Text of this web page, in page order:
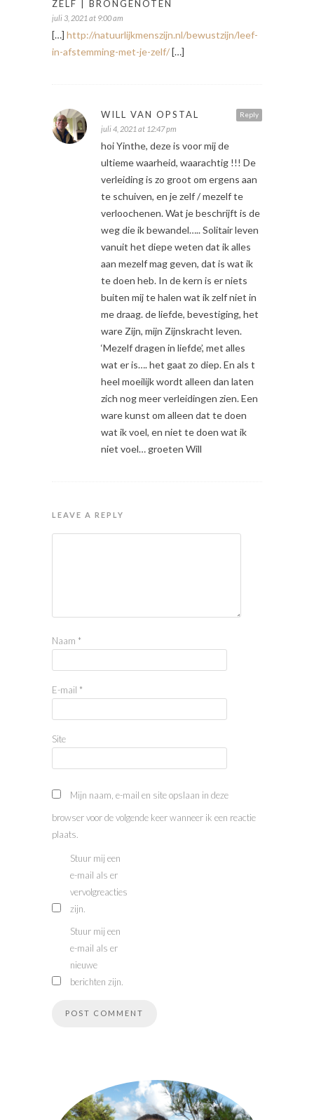
ZELF | BRONGENOTEN
juli 3, 2021 at 9:00 am
[…] http://natuurlijkmenszijn.nl/bewustzijn/leef-
in-afstemming-met-je-zelf/[…]
Reply
WILL VAN OPSTAL
juli 4, 2021 at 12:47 pm
hoi Yinthe, deze is voor mij de
ultieme waarheid, waarachtig !!! De
verleiding is zo groot om ergens aan
te schuiven, en je zelf / mezelf te
verloochenen. Wat je beschrijft is de
weg die ik bewandel….. Solitair leven
vanuit het diepe weten dat ik alles
aan mezelf mag geven, dat is wat ik
te doen heb. In de kern is er niets
buiten mij te halen wat ik zelf niet in
me draag. de liefde, bevestiging, het
ware Zijn, mijn Zijnskracht leven.
‘Mezelf dragen in liefde’, met alles
wat er is…. het gaat zo diep. En als t
heel moeilijk wordt alleen dan laten
zich nog meer verleidingen zien. Een
ware kunst om alleen dat te doen
wat ik voel, en niet te doen wat ik
niet voel… groeten Will
LEAVE A REPLY
Naam *
E-mail *
Site
Mijn naam, e-mail en site opslaan in deze
browser voor de volgende keer wanneer ik een reactie
plaats.
Stuur mij een
e-mail als er
vervolgreacties
zijn.
Stuur mij een
e-mail als er
nieuwe
berichten zijn.